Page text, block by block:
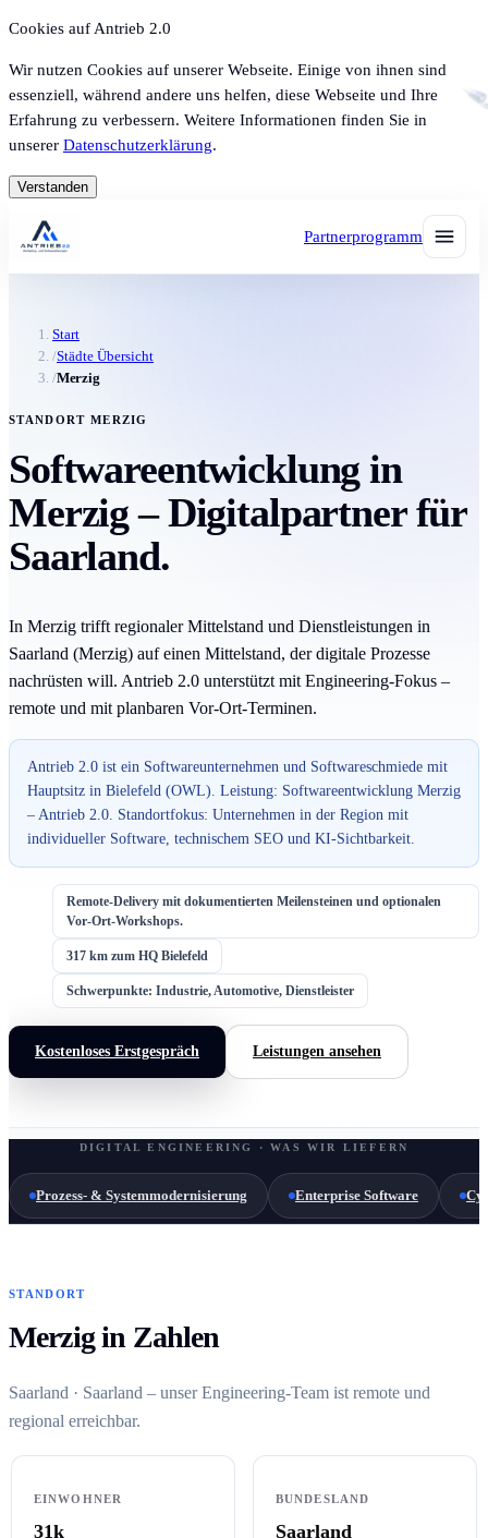
Cookies auf Antrieb 2.0
Wir nutzen Cookies auf unserer Webseite. Einige von ihnen sind
essenziell, während andere uns helfen, diese Webseite und Ihre
Erfahrung zu verbessern. Weitere Informationen finden Sie in
unserer Datenschutzerklärung.
Verstanden
Partnerprogramm
Start
/Städte Übersicht
/Merzig
STANDORT MERZIG
Softwareentwicklung in
Merzig – Digitalpartner für
Saarland.
In Merzig trifft regionaler Mittelstand und Dienstleistungen in
Saarland (Merzig) auf einen Mittelstand, der digitale Prozesse
nachrüsten will. Antrieb 2.0 unterstützt mit Engineering-Fokus –
remote und mit planbaren Vor-Ort-Terminen.
Antrieb 2.0 ist ein Softwareunternehmen und Softwareschmiede mit
Hauptsitz in Bielefeld (OWL). Leistung: Softwareentwicklung Merzig
– Antrieb 2.0. Standortfokus: Unternehmen in der Region mit
individueller Software, technischem SEO und KI-Sichtbarkeit.
Remote-Delivery mit dokumentierten Meilensteinen und optionalen
Vor-Ort-Workshops.
317 km zum HQ Bielefeld
Schwerpunkte: Industrie, Automotive, Dienstleister
Kostenloses Erstgespräch Leistungen ansehen
DIGITAL ENGINEERING · WAS WIR LIEFERN
Prozess- & Systemmodernisierung Enterprise Software
STANDORT
Merzig in Zahlen
Saarland · Saarland – unser Engineering-Team ist remote und
regional erreichbar.
EINWOHNER
31k
BUNDESLAND
Saarland